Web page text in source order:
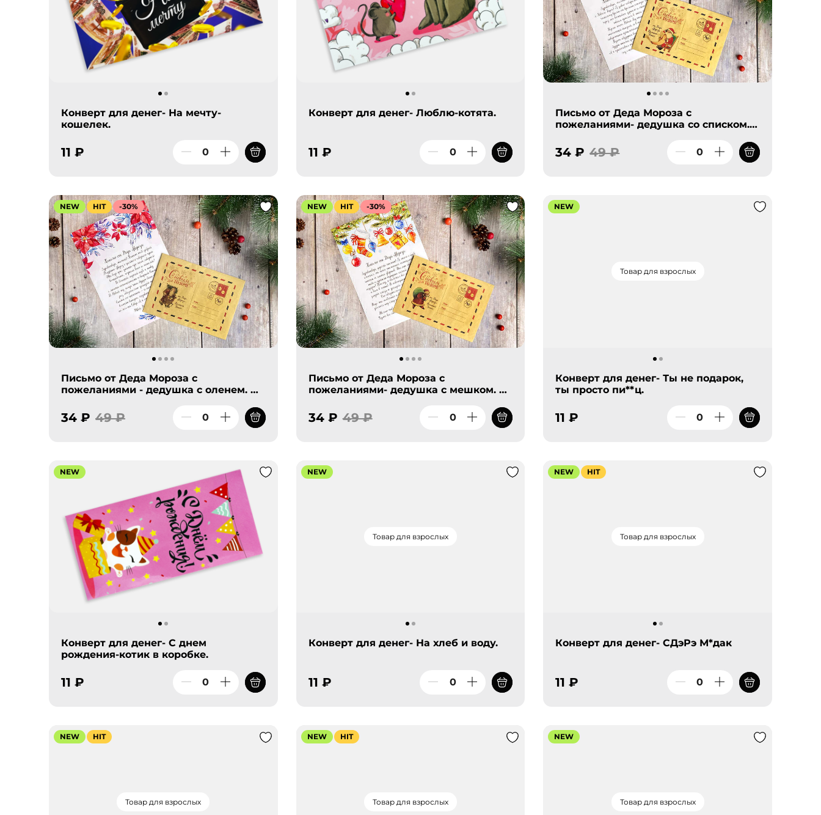
Конверт для денег- На мечту-
кошелек.
11 ₽
Конверт для денег- Люблю-котята.
11 ₽
Письмо от Деда Мороза с
пожеланиями- дедушка со списком.
который ты найдешь под елкой. Твой
Дедушка Мороз!
34 ₽ 49 ₽
NEW HIT -30%
Письмо от Деда Мороза с
пожеланиями - дедушка с оленем. А
Дедушка Мороз!
34 ₽ 49 ₽
NEW HIT -30%
Письмо от Деда Мороза с
пожеланиями- дедушка с мешком. А
ты найдешь под елкой. Твой
Дедушка Мороз!
34 ₽ 49 ₽
Товар для взрослых
NEW
Конверт для денег- Ты не подарок,
ты просто пи**ц.
11 ₽
NEW
Конверт для денег- С днем
рождения-котик в коробке.
11 ₽
Товар для взрослых
NEW
Конверт для денег- На хлеб и воду.
11 ₽
Товар для взрослых
NEW HIT
Конверт для денег- СДэРэ М*дак
11 ₽
Товар для взрослых
NEW HIT
Товар для взрослых
NEW HIT
Товар для взрослых
NEW